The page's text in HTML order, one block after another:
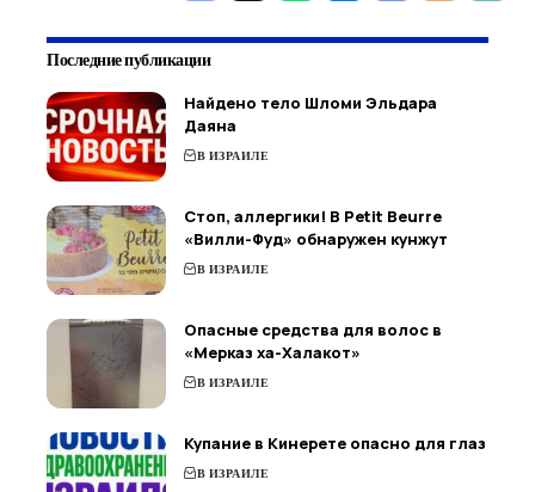
Последние публикации
Найдено тело Шломи Эльдара
Даяна
В ИЗРАИЛЕ
Стоп, аллергики! В Petit Beurre
«Вилли-Фуд» обнаружен кунжут
В ИЗРАИЛЕ
Опасные средства для волос в
«Мерказ ха-Халакот»
В ИЗРАИЛЕ
Купание в Кинерете опасно для глаз
В ИЗРАИЛЕ